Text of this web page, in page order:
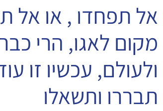
אל תפחדו , או אל
מקום לאגו, הרי
ולעולם, עכשיו זו
תבררו ותשאלו